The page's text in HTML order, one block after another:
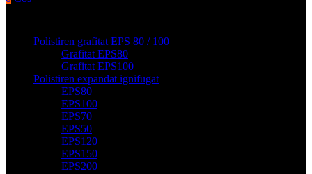
Polistiren grafitat EPS 80 / 100
Grafitat EPS80
Grafitat EPS100
Polistiren expandat ignifugat
EPS80
EPS100
EPS70
EPS50
EPS120
EPS150
EPS200